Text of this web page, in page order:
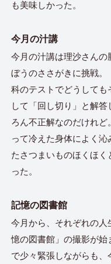
も美味しかった。
今月の汁講
今月の汁講は理沙さん
ぼうのささがきに挑戦
科のテストでどうしても
して「回し切り」と解
ろん不正解なのだけれ
って冷えた身体によく
たさつまいものほくほく
った。
記憶の図書館
今月から、それぞれの
憶の図書館」の撮影が始
で少々緊張しながらも、